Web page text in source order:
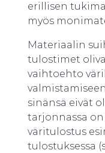
erillisen
myös
Materiaalin
tulostimet
vaihtoehto
sinänsä eivät
tarjonnassa
väritulostus
tulostuksessa